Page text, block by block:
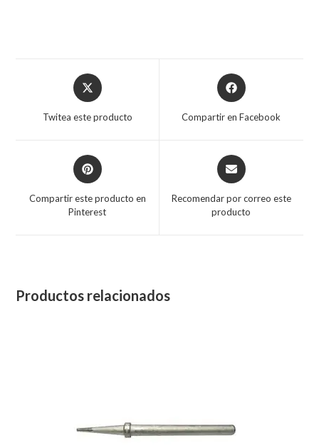
Twitea este producto Compartir en Facebook
Compartir este producto en
Pinterest
Recomendar por correo este
producto
Productos relacionados